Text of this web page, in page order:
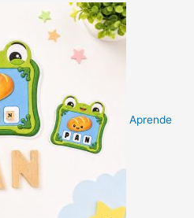
Aprende